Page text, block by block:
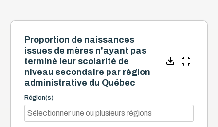
Proportion de naissances
issues de mères n'ayant pas
terminé leur scolarité de
niveau secondaire par région
administrative du Québec
Région(s)